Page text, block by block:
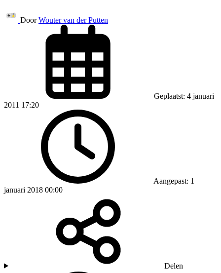
Door Wouter van der Putten
Geplaatst: 4 januari
2011 17:20
Aangepast: 1
januari 2018 00:00
Delen